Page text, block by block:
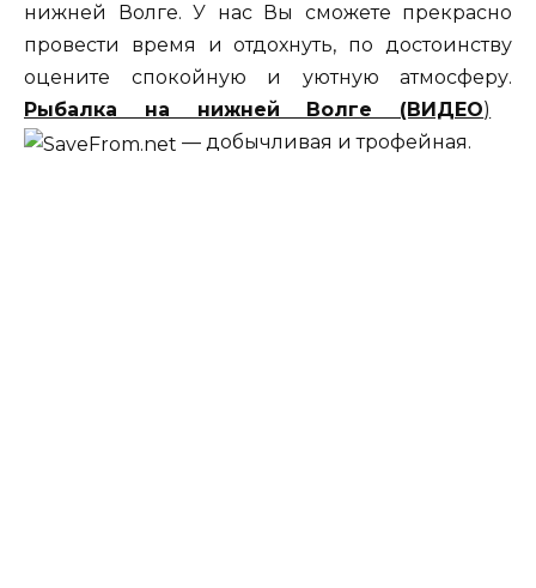
нижней Волге. У нас Вы сможете прекрасно
провести время и отдохнуть, по достоинству
оцените спокойную и уютную атмосферу.
Рыбалка на нижней Волге (ВИДЕО)
— добычливая и трофейная.